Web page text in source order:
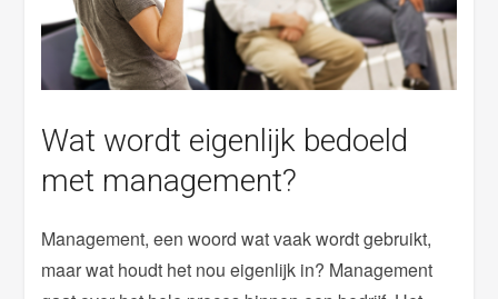
Wat wordt eigenlijk bedoeld
met management?
Management, een woord wat vaak wordt gebruikt,
maar wat houdt het nou eigenlijk in? Management